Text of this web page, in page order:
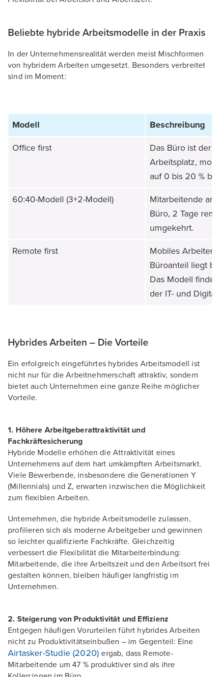
Beliebte hybride Arbeitsmodelle in der Praxis
In der Unternehmensrealität werden meist Mischformen
von hybridem Arbeiten umgesetzt. Besonders verbreitet
sind im Moment:
Modell Beschreibung
Office first
Das Büro ist der
Arbeitsplatz,
auf 0 bis 20 %
60:40-Modell (3+2-Modell)
Mitarbeitende
Büro, 2 Tage
umgekehrt.
Remote first
Mobiles Arbeiten
Büroanteil liegt
Das Modell
der IT- und
Hybrides Arbeiten – Die Vorteile
Ein erfolgreich eingeführtes hybrides Arbeitsmodell ist
nicht nur für die Arbeitnehmerschaft attraktiv, sondern
bietet auch Unternehmen eine ganze Reihe möglicher
Vorteile.
1. Höhere Arbeitgeberattraktivität und
Fachkräftesicherung
Hybride Modelle erhöhen die Attraktivität eines
Unternehmens auf dem hart umkämpften Arbeitsmarkt.
Viele Bewerbende, insbesondere die Generationen Y
(Millennials) und Z, erwarten inzwischen die Möglichkeit
zum flexiblen Arbeiten.
Unternehmen, die hybride Arbeitsmodelle zulassen,
profilieren sich als moderne Arbeitgeber und gewinnen
so leichter qualifizierte Fachkräfte. Gleichzeitig
verbessert die Flexibilität die Mitarbeiterbindung:
Mitarbeitende, die ihre Arbeitszeit und den Arbeitsort frei
gestalten können, bleiben häufiger langfristig im
Unternehmen.
2. Steigerung von Produktivität und Effizienz
Entgegen häufigen Vorurteilen führt hybrides Arbeiten
nicht zu Produktivitätseinbußen – im Gegenteil: Eine
Airtasker-Studie (2020)ergab, dass Remote-
Mitarbeitende um 47 % produktiver sind als ihre